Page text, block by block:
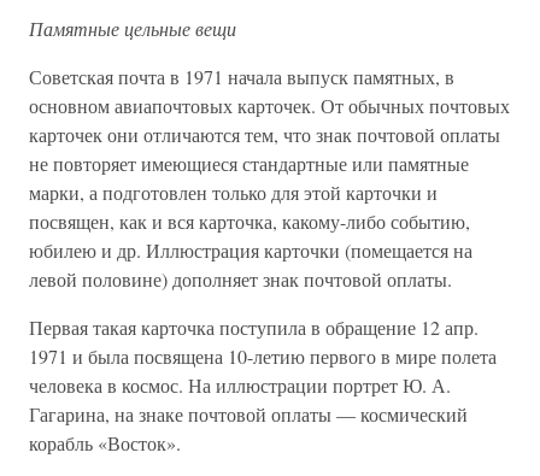
Памятные цельные вещи
Советская почта в 1971 начала выпуск памятных, в
основном авиапочтовых карточек. От обычных почтовых
карточек они отличаются тем, что знак почтовой оплаты
не повторяет имеющиеся стандартные или памятные
марки, а подготовлен только для этой карточки и
посвящен, как и вся карточка, какому-либо событию,
юбилею и др. Иллюстрация карточки (помещается на
левой половине) дополняет знак почтовой оплаты.
Первая такая карточка поступила в обращение 12 апр.
1971 и была посвящена 10-летию первого в мире полета
человека в космос. На иллюстрации портрет Ю. А.
Гагарина, на знаке почтовой оплаты — космический
корабль «Восток».